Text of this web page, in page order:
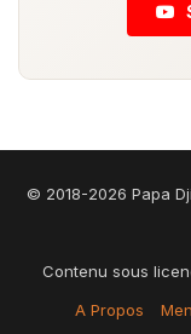
© 2018-2026 Papa
Contenu sous
A Propos